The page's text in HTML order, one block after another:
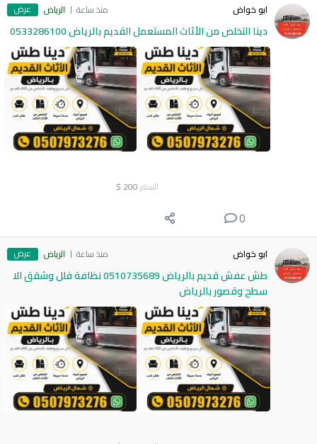
ابو خواض منذ ساعة الرياض عرض
دينا التخلص من الأثاث المستعمل القديم بالرياض 0533286100
السعر 200
$
0
ابو خواض منذ ساعة الرياض عرض
طش عفش قديم بالرياض 0510735689 نظافة فلل وشقق الا
سطح وقصور بالرياض